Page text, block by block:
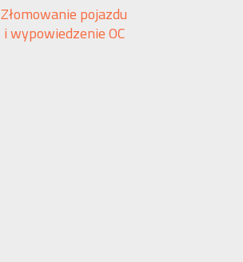
Złomowanie pojazdu
i wypowiedzenie OC